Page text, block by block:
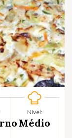
Nível:
Médio